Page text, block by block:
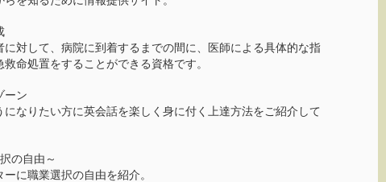
に対して、病院に到着するまでの間に、医師による具体的な指
命処置をすることができる資格です。
ーン
になりたい方に英会話を楽しく身に付く上達方法をご紹介して
の自由～
に職業選択の自由を紹介。